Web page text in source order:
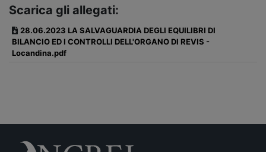
Scarica gli allegati:
28.06.2023 LA SALVAGUARDIA DEGLI EQUILIBRI DI
BILANCIO ED I CONTROLLI DELL'ORGANO DI REVIS -
Locandina.pdf